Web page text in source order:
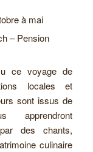
à mai
– Pension
ce voyage de
locales et
sont issus de
apprendront
des chants,
culinaire